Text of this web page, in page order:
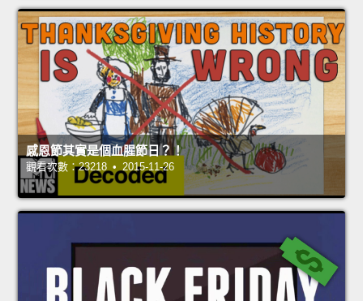
感恩節其實是個血腥節日？！
觀看次數：23218 • 2015-11-26